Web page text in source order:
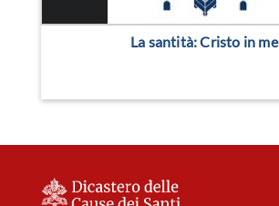
La santità: Cristo in me